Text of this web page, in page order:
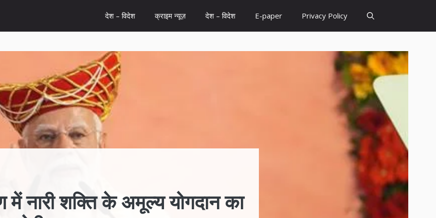
देश – विदेश क्राइम न्यूज़ देश – विदेश E-paper Privacy Policy
में नारी शक्ति के अमूल्य योगदान का